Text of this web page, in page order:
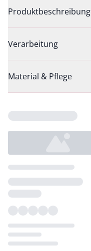
Produktbeschreibung
Verarbeitung
Material & Pflege